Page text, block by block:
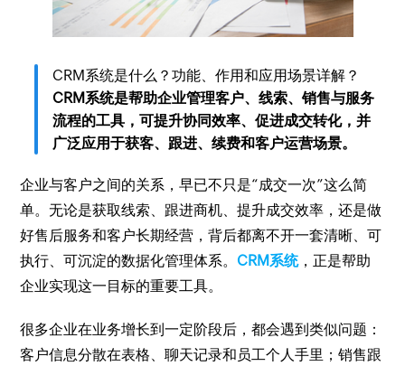
CRM系统是什么？功能、作用和应用场景详解？
CRM系统是帮助企业管理客户、线索、销售与服务
流程的工具，可提升协同效率、促进成交转化，并
广泛应用于获客、跟进、续费和客户运营场景。
企业与客户之间的关系，早已不只是“成交一次”这么简
单。无论是获取线索、跟进商机、提升成交效率，还是做
好售后服务和客户长期经营，背后都离不开一套清晰、可
执行、可沉淀的数据化管理体系。 CRM系统，正是帮助
企业实现这一目标的重要工具。
很多企业在业务增长到一定阶段后，都会遇到类似问题：
客户信息分散在表格、聊天记录和员工个人手里；销售跟